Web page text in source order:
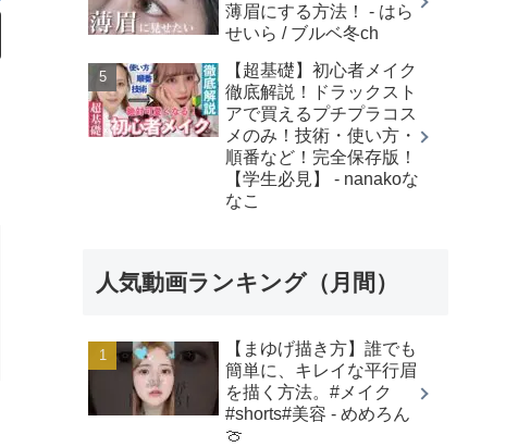
薄眉にする方法！ - はら
せいら / ブルベ冬ch
【超基礎】初心者メイク
徹底解説！ドラックスト
アで買えるプチプラコス
メのみ！技術・使い方・
順番など！完全保存版！
【学生必見】 - nanakoな
なこ
人気動画ランキング（月間）
【まゆげ描き方】誰でも
簡単に、キレイな平行眉
を描く方法。#メイク
#shorts#美容 - めめろん
🍈